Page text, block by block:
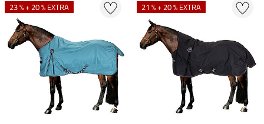
23 % + 20 % EXTRA 21 % + 20 % EXTRA